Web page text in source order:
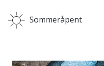
Sommeråpent